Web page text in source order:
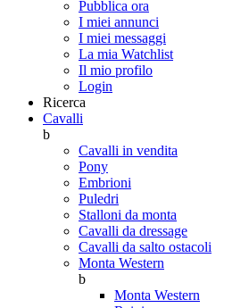
Pubblica ora
I miei annunci
I miei messaggi
La mia Watchlist
Il mio profilo
Login
Ricerca
Cavalli
b
Cavalli in vendita
Pony
Embrioni
Puledri
Stalloni da monta
Cavalli da dressage
Cavalli da salto ostacoli
Monta Western
b
Monta Western